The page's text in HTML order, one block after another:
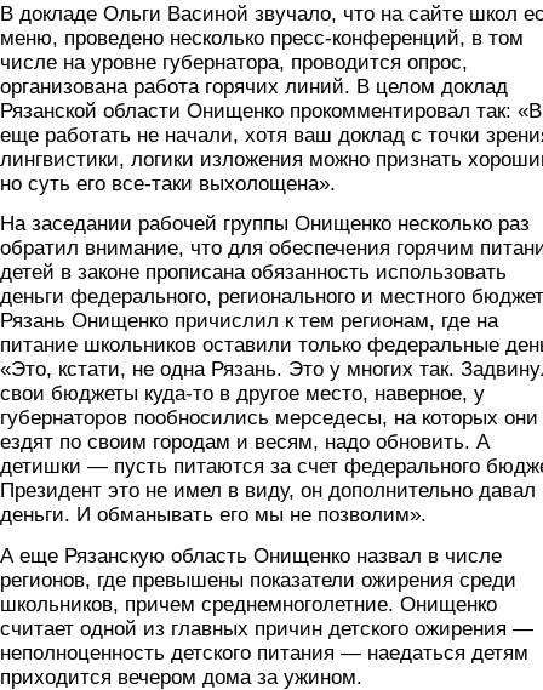
В докладе Ольги Васиной звучало, что на сайте школ
меню, проведено несколько пресс-конференций, в том
числе на уровне губернатора, проводится опрос,
организована работа горячих линий. В целом доклад
Рязанской области Онищенко прокомментировал так:
еще работать не начали, хотя ваш доклад с точки
лингвистики, логики изложения можно признать
но суть его все-таки выхолощена».
На заседании рабочей группы Онищенко несколько раз
обратил внимание, что для обеспечения горячим
детей в законе прописана обязанность использовать
деньги федерального, регионального и местного
Рязань Онищенко причислил к тем регионам, где на
питание школьников оставили только федеральные
«Это, кстати, не одна Рязань. Это у многих так.
свои бюджеты куда-то в другое место, наверное, у
губернаторов пообносились мерседесы, на которых они
ездят по своим городам и весям, надо обновить. А
детишки — пусть питаются за счет федерального
Президент это не имел в виду, он дополнительно давал
деньги. И обманывать его мы не позволим».
А еще Рязанскую область Онищенко назвал в числе
регионов, где превышены показатели ожирения среди
школьников, причем среднемноголетние. Онищенко
считает одной из главных причин детского ожирения —
неполноценность детского питания — наедаться детям
приходится вечером дома за ужином.